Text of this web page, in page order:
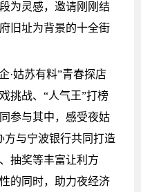
为灵感，邀请刚刚结
旧址为背景的十全街
·姑苏有料”青春探店
挑战、“人气王”打榜
参与其中，感受夜姑
方与宁波银行共同打造
抽奖等丰富让利方
的同时，助力夜经济